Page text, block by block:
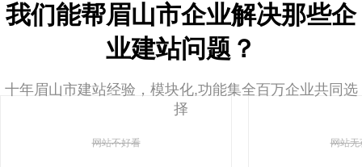
我们能帮眉山市企业解决那些企
业建站问题？
十年眉山市建站经验，模块化,功能集全百万企业共同选
择
网站不好看 网站无